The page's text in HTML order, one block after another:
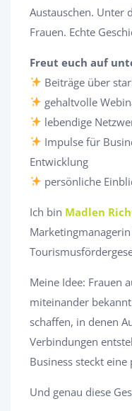
Austauschen. Unter
Frauen. Echte
Freut euch auf
Beiträge über
gehaltvolle
lebendige
Impulse für
Entwicklung
persönliche
Ich bin Madlen
Meine Idee: Frauen
miteinander
schaffen, in denen
Verbindungen
Business steckt
Und genau diese